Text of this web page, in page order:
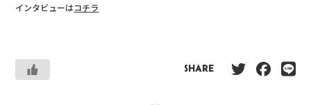
インタビューはコチラ
SHARE